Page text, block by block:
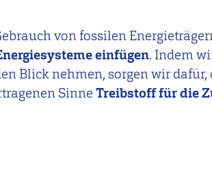
von fossilen
einfügen. Indem
Blick nehmen, sorgen wir dafür,
SinneTreibstoff für die